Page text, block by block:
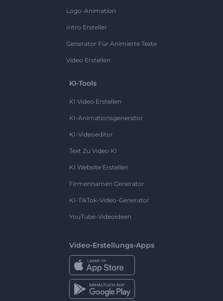
Logo-Animation
Intro Ersteller
Generator Für Animierte Texte
Video Erstellen
KI-Tools
KI Video Erstellen
KI-Animationsgenerator
KI-Videoeditor
Text Zu Video KI
KI Website Erstellen
Firmennamen Generator
KI-TikTok-Video-Generator
YouTube-Videoideen
Video-Erstellungs-Apps